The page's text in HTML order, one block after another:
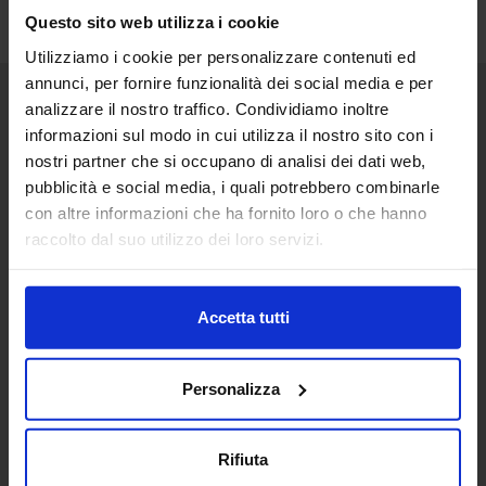
Questo sito web utilizza i cookie
Utilizziamo i cookie per personalizzare contenuti ed
annunci, per fornire funzionalità dei social media e per
analizzare il nostro traffico. Condividiamo inoltre
informazioni sul modo in cui utilizza il nostro sito con i
nostri partner che si occupano di analisi dei dati web,
pubblicità e social media, i quali potrebbero combinarle
con altre informazioni che ha fornito loro o che hanno
raccolto dal suo utilizzo dei loro servizi.
Accetta tutti
Personalizza
Rifiuta
Senaf srl
Via Eritrea 21/A
20157 | Milano | Italia
+ 39 02.332039460
In collaborazione con